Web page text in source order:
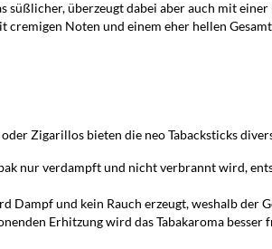
süßlicher, überzeugt dabei aber auch mit
cremigen Noten und einem eher hellen
Zigarillos bieten die neo Tabacksticks
nur verdampft und nicht verbrannt wird,
Dampf und kein Rauch erzeugt, weshalb
Erhitzung wird das Tabakaroma